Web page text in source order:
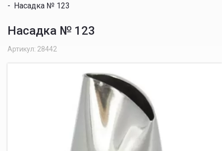
- Насадка № 123
Насадка № 123
Артикул: 28442